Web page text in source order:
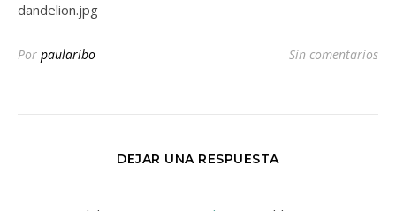
dandelion.jpg
Por paularibo Sin comentarios
DEJAR UNA RESPUESTA